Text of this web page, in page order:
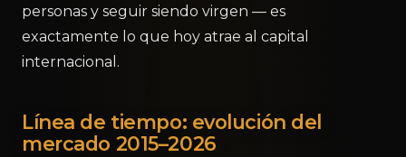
personas y seguir siendo virgen — es
exactamente lo que hoy atrae al capital
internacional.
Línea de tiempo: evolución del
mercado 2015–2026